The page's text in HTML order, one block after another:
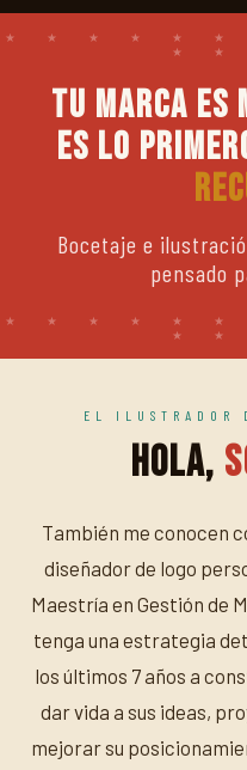
Tu marca es
Es lo
Bocetaje e
pensado
EL ILUSTRADOR
Hola,
También me conocen
diseñador de logo
Maestría en Gestión de
tenga una estrategia
los últimos 7 años a
dar vida a sus ideas,
mejorar su